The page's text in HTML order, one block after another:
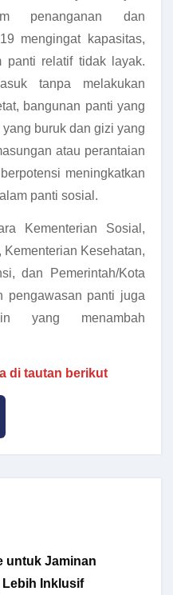
penanganan dan
mengingat kapasitas,
relatif tidak layak.
tanpa melakukan
bangunan panti yang
buruk dan gizi yang
atau perantaian
meningkatkan
panti sosial.
Kementerian Sosial,
Kesehatan,
dan Pemerintah/Kota
pengawasan panti juga
yang menambah
di tautan berikut
untuk Jaminan
Lebih Inklusif